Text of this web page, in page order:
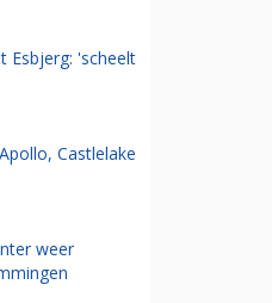
Esbjerg: 'scheelt
Castlelake
weer